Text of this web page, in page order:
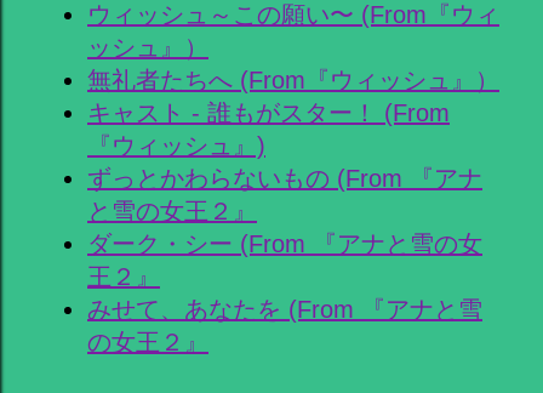
ウィッシュ～この願い〜 (From『ウィ
ッシュ』）
無礼者たちへ (From『ウィッシュ』）
キャスト - 誰もがスター！ (From
『ウィッシュ』)
ずっとかわらないもの (From 『アナ
と雪の女王２』
ダーク・シー (From 『アナと雪の女
王２』
みせて、あなたを (From 『アナと雪
の女王２』